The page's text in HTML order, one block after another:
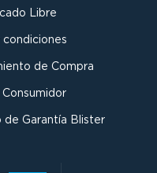
Libre
condiciones
de Compra
Consumidor
de Garantía Blister